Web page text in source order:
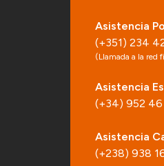
Asistencia
(+351) 234
(Llamada a la red
Asistencia
(+34) 952
Asistencia
(+238) 938